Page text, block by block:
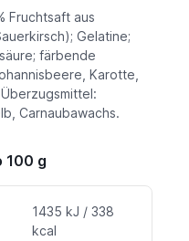
Fruchtsaft aus
Gelatine;
färbende
Karotte,
Carnaubawachs.
100 g
1435 kJ / 338
kcal